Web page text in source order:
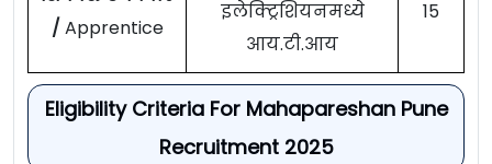
/ Apprentice
इलेक्ट्रिशियनमध्ये
आय.टी.आय
15
Eligibility Criteria For Mahapareshan Pune
Recruitment 2025